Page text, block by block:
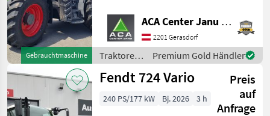
Gebrauchtmaschine
Zapfwellendrehzahl:
540/540E/1000/1000E,
Höchstgeschwindigkeit in
km/h: 50 km/h, Aufla
ACA Center Janu GmbH
2201 Gerasdorf
Traktoren
/ Fendt
Premium Gold Händler
Fendt 724 Vario
Preis
auf
Anfrage
240 PS/177 kW Bj. 2026 3 h